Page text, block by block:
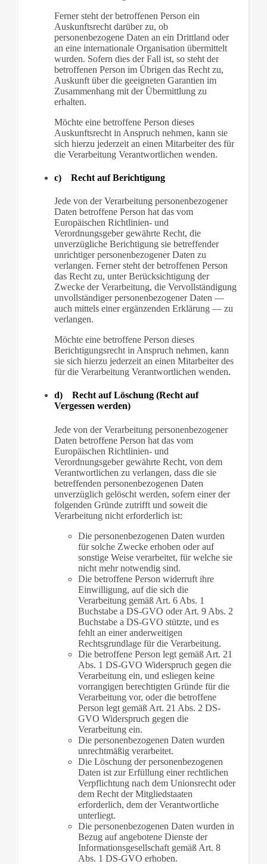
Ferner steht der betroffenen Person ein
Auskunftsrecht darüber zu, ob
personenbezogene Daten an ein Drittland oder
an eine internationale Organisation übermittelt
wurden. Sofern dies der Fall ist, so steht der
betroffenen Person im Übrigen das Recht zu,
Auskunft über die geeigneten Garantien im
Zusammenhang mit der Übermittlung zu
erhalten.
Möchte eine betroffene Person dieses
Auskunftsrecht in Anspruch nehmen, kann sie
sich hierzu jederzeit an einen Mitarbeiter des für
die Verarbeitung Verantwortlichen wenden.
c) Recht auf Berichtigung
Jede von der Verarbeitung personenbezogener
Daten betroffene Person hat das vom
Europäischen Richtlinien- und
Verordnungsgeber gewährte Recht, die
unverzügliche Berichtigung sie betreffender
unrichtiger personenbezogener Daten zu
verlangen. Ferner steht der betroffenen Person
das Recht zu, unter Berücksichtigung der
Zwecke der Verarbeitung, die Vervollständigung
unvollständiger personenbezogener Daten —
auch mittels einer ergänzenden Erklärung — zu
verlangen.
Möchte eine betroffene Person dieses
Berichtigungsrecht in Anspruch nehmen, kann
sie sich hierzu jederzeit an einen Mitarbeiter des
für die Verarbeitung Verantwortlichen wenden.
d) Recht auf Löschung (Recht auf
Vergessen werden)
Jede von der Verarbeitung personenbezogener
Daten betroffene Person hat das vom
Europäischen Richtlinien- und
Verordnungsgeber gewährte Recht, von dem
Verantwortlichen zu verlangen, dass die sie
betreffenden personenbezogenen Daten
unverzüglich gelöscht werden, sofern einer der
folgenden Gründe zutrifft und soweit die
Verarbeitung nicht erforderlich ist:
Die personenbezogenen Daten wurden
für solche Zwecke erhoben oder auf
sonstige Weise verarbeitet, für welche sie
nicht mehr notwendig sind.
Die betroffene Person widerruft ihre
Einwilligung, auf die sich die
Verarbeitung gemäß Art. 6 Abs. 1
Buchstabe a DS-GVO oder Art. 9 Abs. 2
Buchstabe a DS-GVO stützte, und es
fehlt an einer anderweitigen
Rechtsgrundlage für die Verarbeitung.
Die betroffene Person legt gemäß Art. 21
Abs. 1 DS-GVO Widerspruch gegen die
Verarbeitung ein, und esliegen keine
vorrangigen berechtigten Gründe für die
Verarbeitung vor, oder die betroffene
Person legt gemäß Art. 21 Abs. 2 DS-
GVO Widerspruch gegen die
Verarbeitung ein.
Die personenbezogenen Daten wurden
unrechtmäßig verarbeitet.
Die Löschung der personenbezogenen
Daten ist zur Erfüllung einer rechtlichen
Verpflichtung nach dem Unionsrecht oder
dem Recht der Mitgliedstaaten
erforderlich, dem der Verantwortliche
unterliegt.
Die personenbezogenen Daten wurden in
Bezug auf angebotene Dienste der
Informationsgesellschaft gemäß Art. 8
Abs. 1 DS-GVO erhoben.